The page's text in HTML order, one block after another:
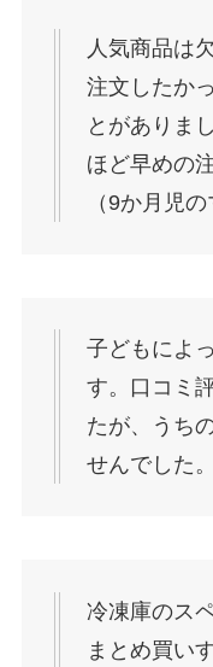
人気商品は
注文したか
とがありま
ほど早めの
（9か月児の
子どもによ
す。口コミ
たが、うち
せんでした
冷凍庫のス
まとめ買い